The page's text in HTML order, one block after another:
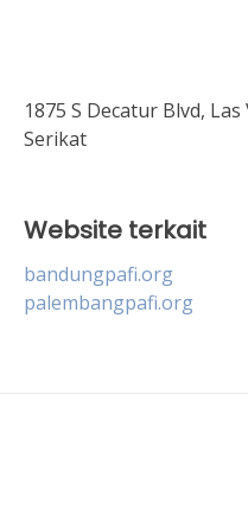
1875 S Decatur Blvd,
Serikat
Website terkait
bandungpafi.org
palembangpafi.org